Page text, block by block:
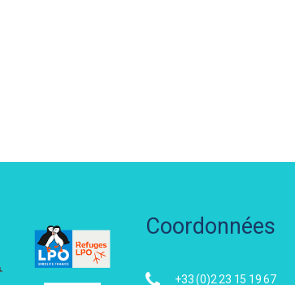
Coordonnées
+33 (0)2 23 15 19 67